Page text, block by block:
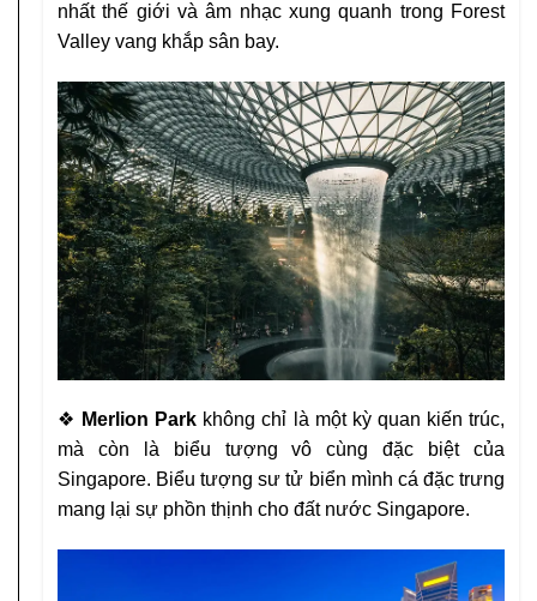
nhất thế giới và âm nhạc xungquanh trong Forest
Valley vang khắp sân bay.
❖ Merlion Park không chỉ là một kỳ quan kiến trúc,
mà còn là
biểu tượng vô cùng đặc biệt của
Singapore. Biểu tượng sư tử biển mình cá đặc trưng
mang lại sự phồn thịnh cho đất nước Singapore.